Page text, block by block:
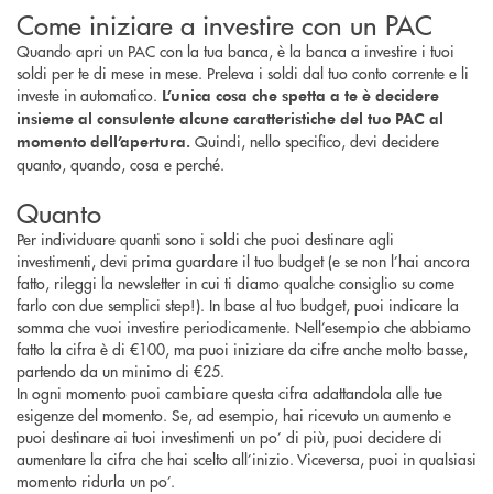
Come iniziare a investire con un PAC
Quando apri un PAC con la tua banca, è la banca a investire i tuoi
soldi per te di mese in mese. Preleva i soldi dal tuo conto corrente e li
investe in automatico. L’unica cosa che spetta a te è decidere
insieme al consulente alcune caratteristiche del tuo PAC al
momento dell’apertura. Quindi, nello specifico, devi decidere
quanto, quando, cosa e perché.
Quanto
Per individuare quanti sono i soldi che puoi destinare agli
investimenti, devi prima guardare il tuo budget (e se non l’hai ancora
fatto, rileggi la newsletter in cui ti diamo qualche consiglio su come
farlo con due semplici step!). In base al tuo budget, puoi indicare la
somma che vuoi investire periodicamente. Nell’esempio che abbiamo
fatto la cifra è di €100, ma puoi iniziare da cifre anche molto basse,
partendo da un minimo di €25.
In ogni momento puoi cambiare questa cifra adattandola alle tue
esigenze del momento. Se, ad esempio, hai ricevuto un aumento e
puoi destinare ai tuoi investimenti un po’ di più, puoi decidere di
aumentare la cifra che hai scelto all’inizio. Viceversa, puoi in qualsiasi
momento ridurla un po’.